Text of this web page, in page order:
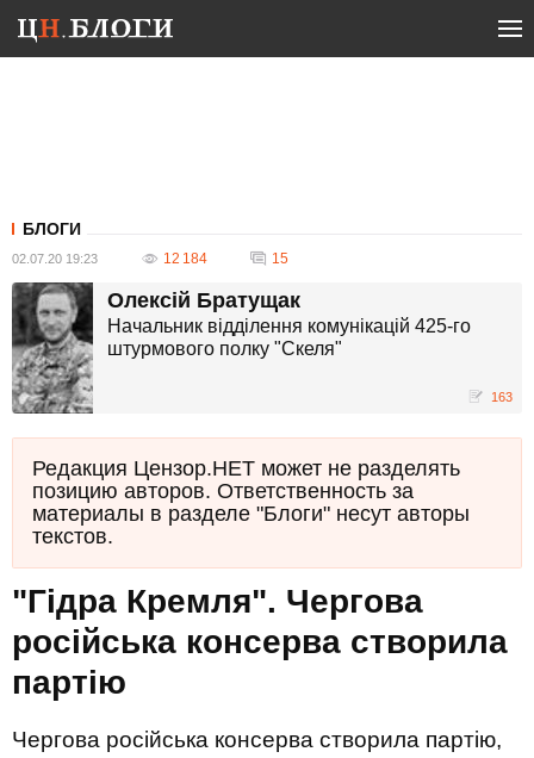
БЛОГИ
02.07.20 19:23 12 184 15
Олексій Братущак
Начальник відділення комунікацій 425-го
штурмового полку "Скеля"
163
Редакция Цензор.НЕТ может не разделять
позицию авторов. Ответственность за
материалы в разделе "Блоги" несут авторы
текстов.
"Гідра Кремля". Чергова
російська консерва створила
партію
Чергова російська консерва створила партію,